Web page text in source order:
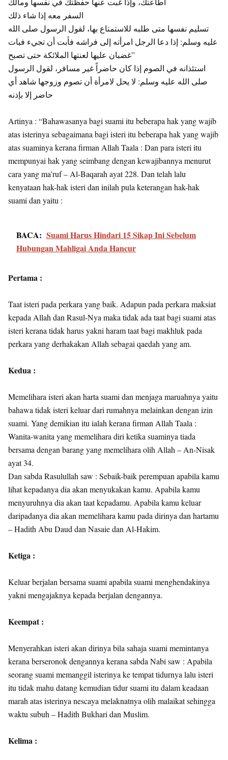
السفر معه إذا شاء ذلك
تسليم نفسها متى طلبه للاستمتاع بها، لقول الرسول صلى الله
عليه وسلم: إذا دعا الرجل امرأته إلى فراشه فأبت أن تجيء فبات
غضبان عليها لعنتها الملائكة حتى تصبح”
استئذانه في الصوم إذا كان حاضراً غير مسافر، لقول الرسول
صلى الله عليه وسلم: لا يحل لامرأة أن تصوم وزوجها شاهد أي
حاضر إلا بإذنه
Artinya : “Bahawasanya bagi suami itu beberapa hak yang wajib
atas isterinya sebagaimana bagi isteri itu beberapa hak yang wajib
atas suaminya kerana firman Allah Taala : Dan para isteri itu
mempunyai hak yang seimbang dengan kewajibannya menurut
cara yang ma’ruf – Al-Baqarah ayat 228. Dan telah lalu
kenyataan hak-hak isteri dan inilah pula keterangan hak-hak
suami dan yaitu :
BACA: Suami Harus Hindari 15 Sikap Ini Sebelum
Hubungan Mahligai Anda Hancur
Pertama :
Taat isteri pada perkara yang baik. Adapun pada perkara maksiat
kepada Allah dan Rasul-Nya maka tidak ada taat bagi suami atas
isteri kerana tidak harus yakni haram taat bagi makhluk pada
perkara yang derhakakan Allah sebagai qaedah yang am.
Kedua :
Memelihara isteri akan harta suami dan menjaga maruahnya yaitu
bahawa tidak isteri keluar dari rumahnya melainkan dengan izin
suami. Yang demikian itu ialah kerana firman Allah Taala :
Wanita-wanita yang memelihara diri ketika suaminya tiada
bersama dengan barang yang memelihara olih Allah – An-Nisak
ayat 34.
Dan sabda Rasulullah saw : Sebaik-baik perempuan apabila kamu
lihat kepadanya dia akan menyukakan kamu. Apabila kamu
menyuruhnya dia akan taat kepadamu. Apabila kamu keluar
daripadanya dia akan memelihara kamu pada dirinya dan hartamu
– Hadith Abu Daud dan Nasaie dan Al-Hakim.
Ketiga :
Keluar berjalan bersama suami apabila suami menghendakinya
yakni mengajaknya kepada berjalan dengannya.
Keempat :
Menyerahkan isteri akan dirinya bila sahaja suami memintanya
kerana berseronok dengannya kerana sabda Nabi saw : Apabila
seorang suami memanggil isterinya ke tempat tidurnya lalu isteri
itu tidak mahu datang kemudian tidur suami itu dalam keadaan
marah atas isterinya nescaya melaknatnya olih malaikat sehingga
waktu subuh – Hadith Bukhari dan Muslim.
Kelima :